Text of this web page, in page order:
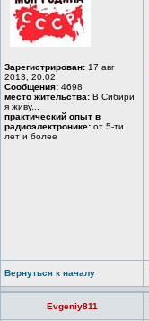
Зарегистрирован: 17 авг
2013, 20:02
Сообщения: 4698
место жительства: В Сибири
я живу...
практический опыт в
радиоэлектронике: от 5-ти
лет и более
Вернуться к началу
Evgeniy811